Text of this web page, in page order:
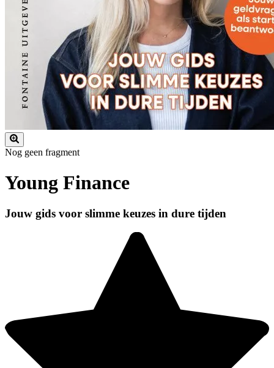
Nog geen fragment
Young Finance
Jouw gids voor slimme keuzes in dure tijden